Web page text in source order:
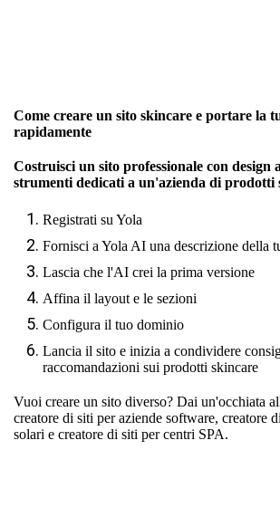
Come creare un sito skincare e portare la
rapidamente
Costruisci un sito professionale con design
strumenti dedicati a un'azienda di prodotti
Registrati su Yola
Fornisci a Yola AI una descrizione della
Lascia che l'AI crei la prima versione
Affina il layout e le sezioni
Configura il tuo dominio
Lancia il sito e inizia a condividere
raccomandazioni sui prodotti skincare
Vuoi creare un sito diverso? Dai un'occhiata
creatore di siti per aziende software, creatore
solari e creatore di siti per centri SPA.